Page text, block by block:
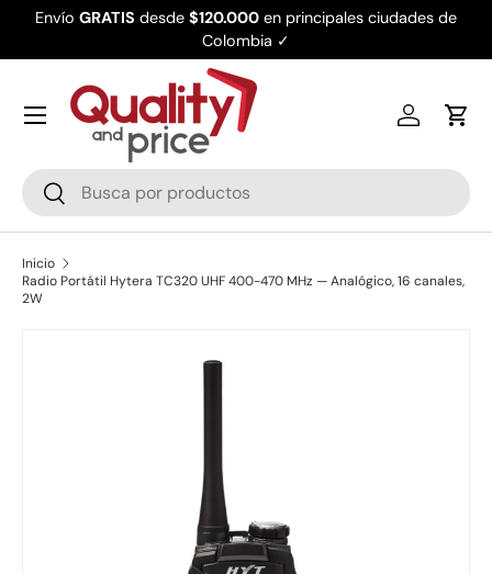
Envío GRATIS desde $120.000 en principales ciudades de
Colombia ✓
Buscar
Buscar
Iniciar
Inicio
Radio Portátil Hytera TC320 UHF 400-470 MHz — Analógico, 16 canales,
2W
Ir directamente a la información del producto